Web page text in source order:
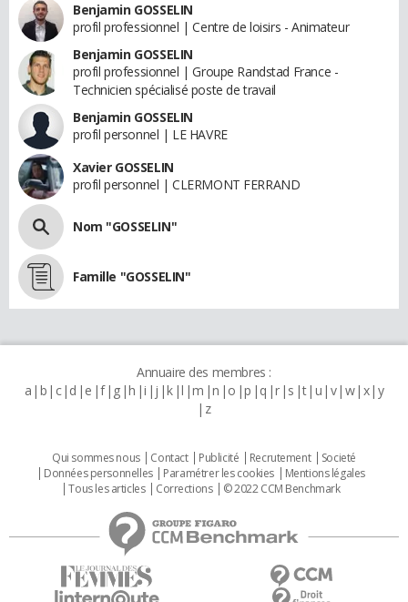
Benjamin GOSSELIN
profil professionnel | Centre de loisirs - Animateur
Benjamin GOSSELIN
profil professionnel | Groupe Randstad France -
Technicien spécialisé poste de travail
Benjamin GOSSELIN
profil personnel | LE HAVRE
Xavier GOSSELIN
profil personnel | CLERMONT FERRAND
Nom "GOSSELIN"
Famille "GOSSELIN"
Annuaire des membres :
a b c d e f g h i j k l m n o p q r s t u v w x y
z
Qui sommes nous Contact Publicité Recrutement
Societé
Données personnelles
Paramétrer les cookies
Mentions légales
Tous les articles
Corrections © 2022 CCM Benchmark